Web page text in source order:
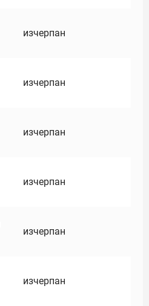
изчерпан
изчерпан
изчерпан
изчерпан
изчерпан
изчерпан